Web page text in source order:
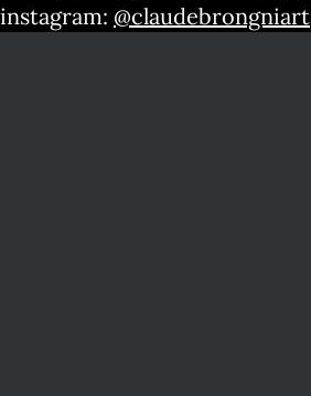
instagram: @claudebrongniart